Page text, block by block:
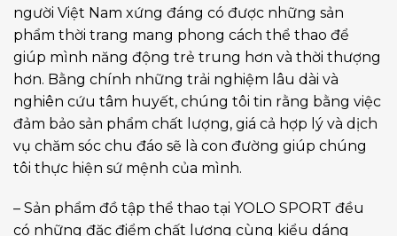
người Việt Nam xứng đáng có được những sản
phẩm thời trang mang phong cách thể thao để
giúp mình năng động trẻ trung hơn và thời thượng
hơn. Bằng chính những trải nghiệm lâu dài và
nghiên cứu tâm huyết, chúng tôi tin rằng bằng việc
đảm bảo sản phẩm chất lượng, giá cả hợp lý và dịch
vụ chăm sóc chu đáo sẽ là con đường giúp chúng
tôi thực hiện sứ mệnh của mình.
– Sản phẩm đồ tập thể thao tại YOLO SPORT đều
có những đặc điểm chất lượng cùng kiểu dáng